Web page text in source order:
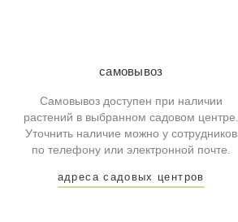
самовывоз
Самовывоз доступен при наличии
растений в выбранном садовом центре.
Уточнить наличие можно у сотрудников
по телефону или электронной почте.
адреса садовых центров